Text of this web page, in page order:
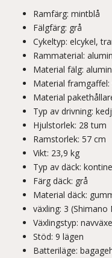
Ramfärg: mintblå
Fälgfärg: grå
Cykeltyp: elcykel,
Rammaterial:
Material fälg:
Material framgaffel:
Material
Typ av drivning:
Hjulstorlek: 28 tum
Ramstorlek: 57 cm
Vikt: 23,9 kg
Typ av däck:
Färg däck: grå
Material däck:
växling: 3 (Shimano
Växlingstyp:
Stöd: 9 lägen
Batteriläge: